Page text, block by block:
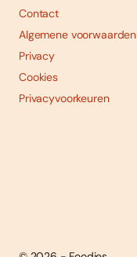
Contact
Algemene voorwaarden
Privacy
Cookies
Privacyvoorkeuren